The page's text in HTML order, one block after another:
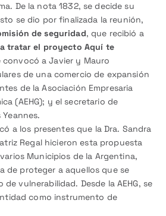
De la nota 1832, se decide su
se dio por finalizada la reunión,
de seguridad, que recibió a
tratar el proyecto Aquí te
convocó a Javier y Mauro
de una comercio de expansión
de la Asociación Empresaria
(AEHG); y el secretario de
a los presentes que la Dra. Sandra
Regal hicieron esta propuesta
Municipios de la Argentina,
de proteger a aquellos que se
vulnerabilidad. Desde la AEHG, se
como instrumento de